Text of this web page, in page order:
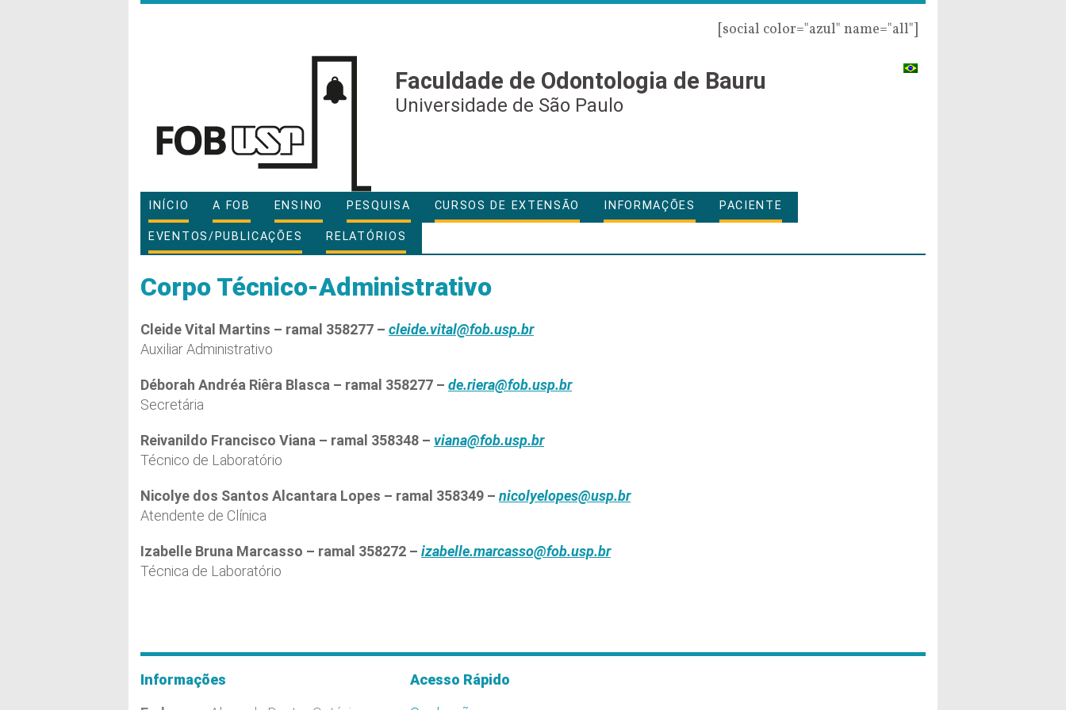
[social color="azul" name="all"]
Faculdade de Odontologia de Bauru
Universidade de São Paulo
INÍCIO A FOB ENSINO PESQUISA CURSOS DE EXTENSÃO INFORMAÇÕES PACIENTE
EVENTOS/PUBLICAÇÕES RELATÓRIOS
Corpo Técnico-Administrativo
Cleide Vital Martins – ramal 358277 – cleide.vital@fob.usp.br
Auxiliar Administrativo
Déborah Andréa Riêra Blasca – ramal 358277 – de.riera@fob.usp.br
Secretária
Reivanildo Francisco Viana – ramal 358348 – viana@fob.usp.br
Técnico de Laboratório
Nicolye dos Santos Alcantara Lopes – ramal 358349 – nicolyelopes@usp.br
Atendente de Clínica
Izabelle Bruna Marcasso – ramal 358272 – izabelle.marcasso@fob.usp.br
Técnica de Laboratório
Informações
Acesso Rápido